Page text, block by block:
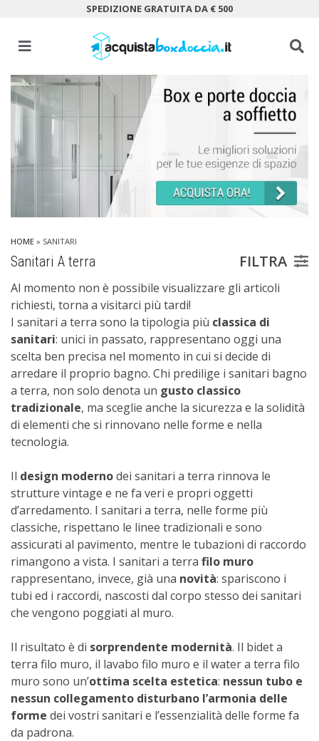
SPEDIZIONE GRATUITA DA € 500
HOME » SANITARI
Sanitari A terra FILTRA
Al momento non è possibile visualizzare gli articoli
richiesti, torna a visitarci più tardi!
I sanitari a terra sono la tipologia più classica di
sanitari: unici in passato, rappresentano oggi una
scelta ben precisa nel momento in cui si decide di
arredare il proprio bagno. Chi predilige i sanitari bagno
a terra, non solo denota un gusto classico
tradizionale, ma sceglie anche la sicurezza e la solidità
di elementi che si rinnovano nelle forme e nella
tecnologia.
Il design modernodei sanitari a terra rinnova le
strutture vintage e ne fa veri e propri oggetti
d’arredamento. I sanitari a terra, nelle forme più
classiche, rispettano le linee tradizionali e sono
assicurati al pavimento, mentre le tubazioni di raccordo
rimangono a vista. I sanitari a terra filo muro
rappresentano, invece, già una novità: spariscono i
tubi ed i raccordi, nascosti dal corpo stesso dei sanitari
che vengono poggiati al muro.
Il risultato è di sorprendente modernità. Il bidet a
terra filo muro, il lavabo filo muro e il water a terra filo
muro sono un’ottima scelta estetica: nessun tubo e
nessun collegamento disturbano l’armonia delle
forme dei vostri sanitari e l’essenzialità delle forme fa
da padrona.